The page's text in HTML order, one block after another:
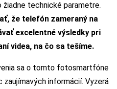
žiadne technické parametre.
že telefón zameraný na
excelentné výsledky pri
videa, na čo sa tešíme.
sa o tomto fotosmartfóne
informácií. Vyzerá